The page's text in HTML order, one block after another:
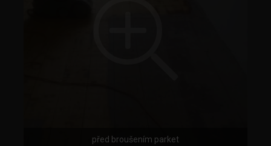
před broušením parket